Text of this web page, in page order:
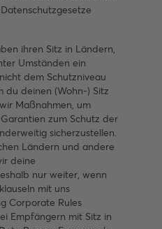
ihren Sitz in Ländern,
Umständen ein
dem Schutzniveau
du deinen (Wohn-) Sitz
Maßnahmen, um
zum Schutz der
sicherzustellen.
Ländern und andere
deine
nur weiter, wenn
mit uns
Corporate Rules
Empfängern mit Sitz in